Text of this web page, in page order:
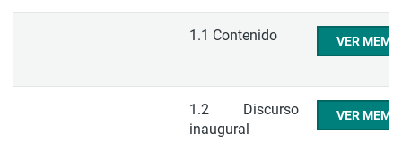
1.1 Contenido VER
1.2 Discurso
inaugural
VER